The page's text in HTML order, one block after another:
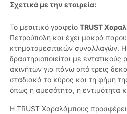
Σχετικά με την εταιρεία:
Το μεσιτικό γραφείο TRUST
Πετρούπολη και έχει μακρά
κτηματομεσιτικών συναλλαγών. Η
δραστηριοποιείται με
ακινήτων για πάνω από τρεις
σταδιακά το κύρος και τη φήμη
όπως η αμεσότητα, η εντιμότητα
Η TRUST Χαραλάμπους προσφέρει